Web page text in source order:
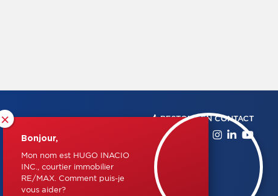
×
Bonjour,
Mon nom est HUGO INACIO
INC., courtier immobilier
RE/MAX. Comment puis-je
vous aider?
RESTONS EN CONTACT